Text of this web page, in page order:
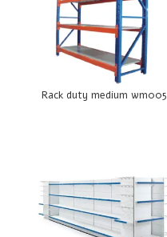
Rack duty medium wm005